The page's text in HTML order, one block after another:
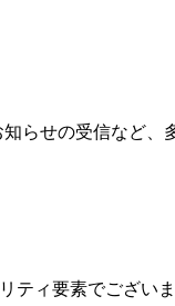
らせの受信など、
ティ要素でござい